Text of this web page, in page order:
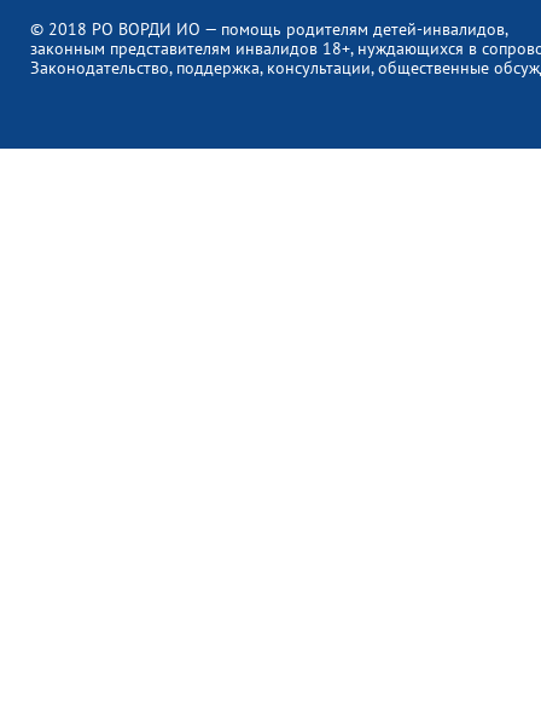
© 2018 РО ВОРДИ ИО — помощь родителям детей-инвалидов,
законным представителям инвалидов 18+, нуждающихся в
Законодательство, поддержка, консультации, общественные